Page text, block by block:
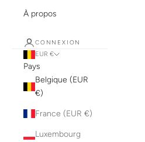
À propos
CONNEXION
EUR €
Pays
Belgique (EUR
€)
France (EUR €)
Luxembourg